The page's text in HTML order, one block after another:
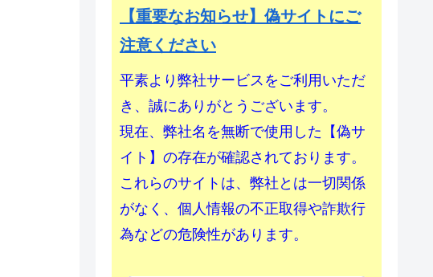
【重要なお知らせ】偽サイトにご
注意ください
平素より弊社サービスをご利用いただ
き、誠にありがとうございます。
現在、弊社名を無断で使用した【偽サ
イト】の存在が確認されております。
これらのサイトは、弊社とは一切関係
がなく、個人情報の不正取得や詐欺行
為などの危険性があります。